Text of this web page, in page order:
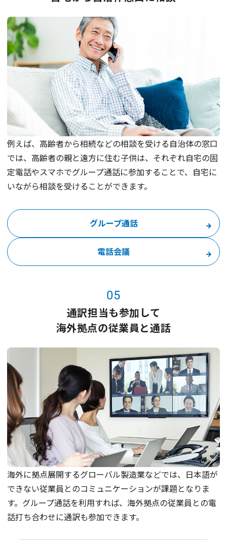
例えば、高齢者から相続などの相談を受ける自治体の窓口
では、高齢者の親と遠方に住む子供は、それぞれ自宅の固
定電話やスマホでグループ通話に参加することで、自宅に
いながら相談を受けることができます。
グループ通話
電話会議
05
通訳担当も参加して
海外拠点の従業員と通話
海外に拠点展開するグローバル製造業などでは、日本語が
できない従業員とのコミュニケーションが課題となりま
す。グループ通話を利用すれば、海外拠点の従業員との電
話打ち合わせに通訳も参加できます。